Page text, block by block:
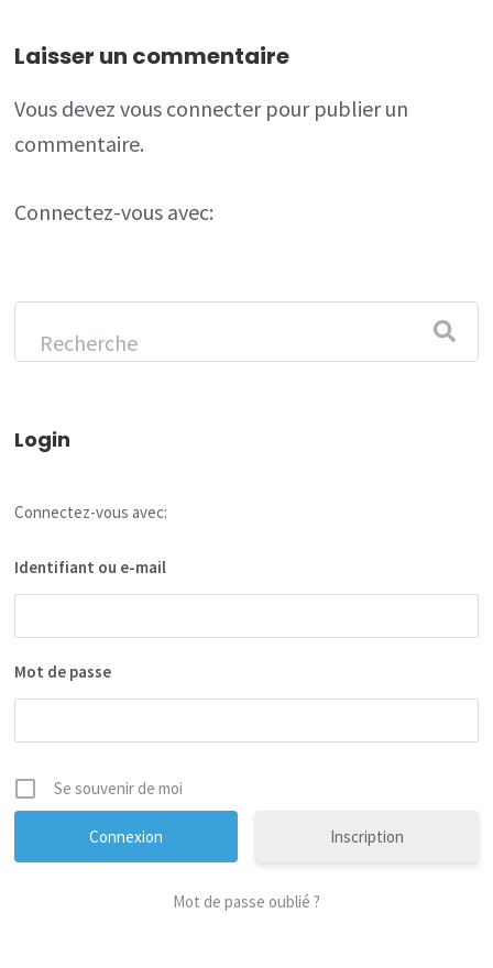
Laisser un commentaire
Vous devezvous connecterpour publier un
commentaire.
Connectez-vous avec:
Login
Connectez-vous avec:
Identifiant ou e-mail
Mot de passe
Se souvenir de moi
Inscription
Mot de passe oublié ?